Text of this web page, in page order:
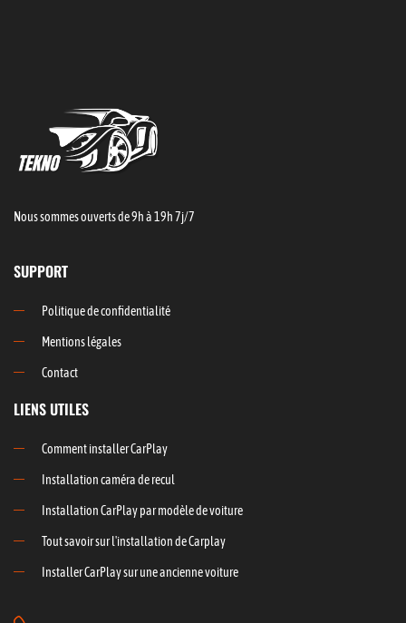
Nous sommes ouverts de 9h à 19h 7j/7
SUPPORT
Politique de confidentialité
Mentions légales
Contact
LIENS UTILES
Comment installer CarPlay
Installation caméra de recul
Installation CarPlay par modèle de voiture
Tout savoir sur l'installation de Carplay
Installer CarPlay sur une ancienne voiture